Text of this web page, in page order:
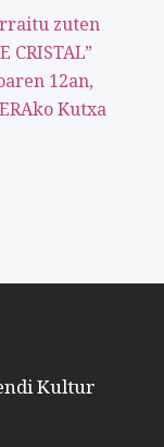
zuten
CRISTAL”
12an,
Kutxa
Kultur